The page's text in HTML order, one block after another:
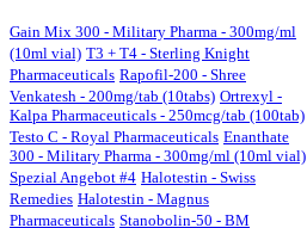
Gain Mix 300 - Military Pharma - 300mg/ml
(10ml vial) T3 + T4 - Sterling Knight
Pharmaceuticals Rapofil-200 - Shree
Venkatesh - 200mg/tab (10tabs) Ortrexyl -
Kalpa Pharmaceuticals - 250mcg/tab (100tab)
Testo C - Royal Pharmaceuticals Enanthate
300 - Military Pharma - 300mg/ml (10ml vial)
Spezial Angebot #4 Halotestin - Swiss
Remedies Halotestin - Magnus
Pharmaceuticals Stanobolin-50 - BM